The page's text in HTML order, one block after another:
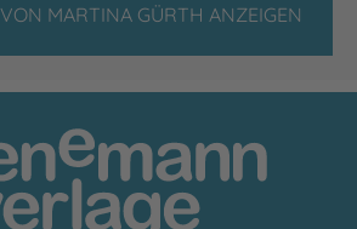
MARTINA GÜRTH ANZEIGEN